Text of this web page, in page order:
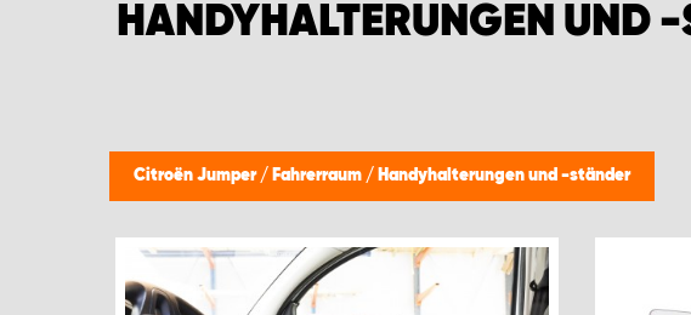
HANDYHALTERUNGEN UND
Citroën Jumper / Fahrerraum / Handyhalterungen und -ständer